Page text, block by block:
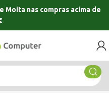
e Moitanas compras acima de